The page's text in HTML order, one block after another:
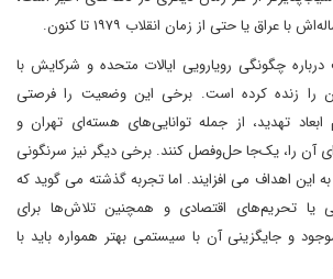
عراق یا حتی از زمان انقلاب ۱۹۷۹ تا کنون.
چگونگی رویارویی ایالات متحده و شرکایش با
را زنده کرده است. برخی این وضعیت را فرصتی
ابعاد تهدید، از جمله توانایی‌های هسته‌ای تهران و
آن را، یک‌جا حل‌وفصل کنند. برخی دیگر نیز سرنگونی
این اهداف می افزایند. اما تجربه گذشته می گوید که
یا تحریم‌های اقتصادی و همچنین تلاش‌ها برای
و جایگزینی آن با سیستمی بهتر همواره باید با